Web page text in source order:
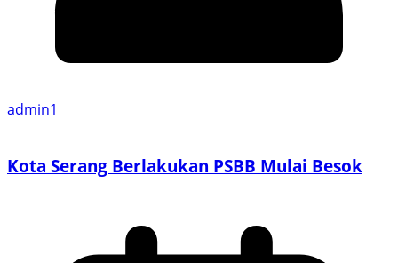
admin1
Kota Serang Berlakukan PSBB Mulai Besok